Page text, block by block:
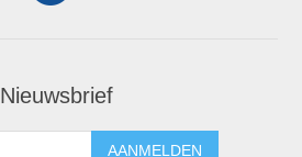
Nieuwsbrief
AANMELDEN